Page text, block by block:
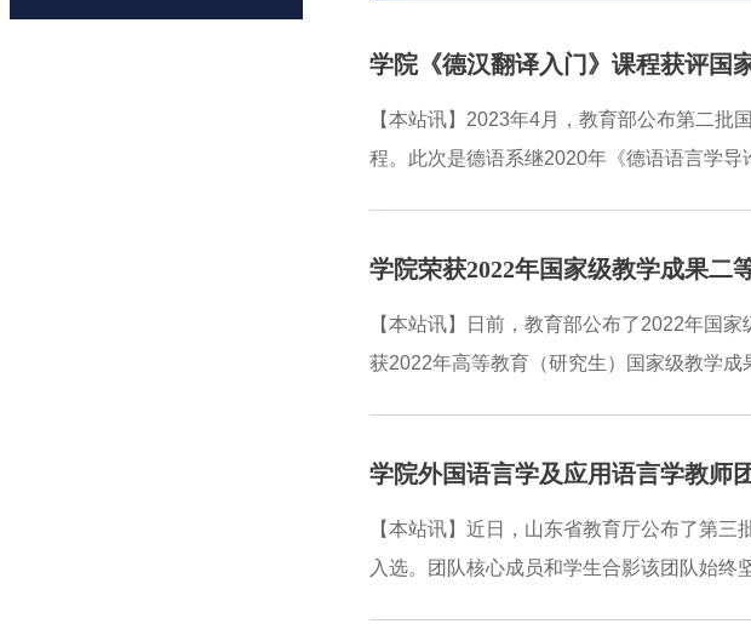
学院《德汉翻译入门》课程获评国
【本站讯】2023年4月，教育部公布第二
程。此次是德语系继2020年《德语语言学
起线上线下协同混合的教学模式。课程教材
2012年获中国大学出版社协会优秀教材奖
门”慕课，内容涵盖前沿翻译理论和高水平
学院荣获2022年国家级教学成果二
【本站讯】日前，教育部公布了2022年国
获2022年高等教育（研究生）国家级教学
际名师、课题与优质课程、过程与培养质量
基础研究，创新人才培养机制，激发学科
同”为特征的高水平创新型外语学科研究生
学院外国语言学及应用语言学教师
【本站讯】近日，山东省教育厅公布了第
入选。团队核心成员和学生合影该团队始